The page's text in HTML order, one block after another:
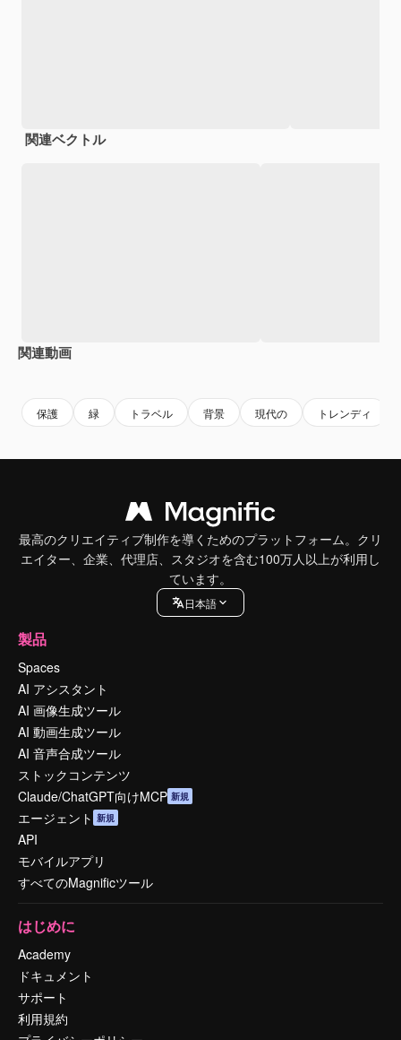
関連ベクトル
関連動画
保護 緑 トラベル 背景 現代の トレンディ
最高のクリエイティブ制作を導くためのプラットフォーム。クリ
エイター、企業、代理店、スタジオを含む100万人以上が利用し
ています。
日本語
製品
Spaces
AI アシスタント
AI 画像生成ツール
AI 動画生成ツール
AI 音声合成ツール
ストックコンテンツ
Claude/ChatGPT向けMCP 新規
エージェント 新規
API
モバイルアプリ
すべてのMagnificツール
はじめに
Academy
ドキュメント
サポート
利用規約